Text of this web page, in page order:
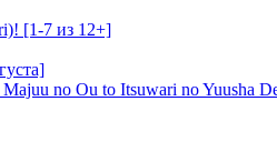
[1-7 из 12+]
no Ou to Itsuwari no Yuusha